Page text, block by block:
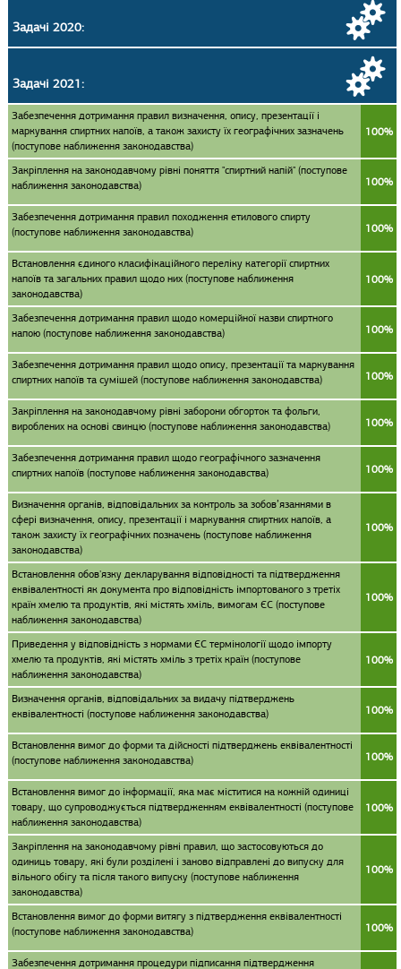
Задачі 2020:
Задачі 2021:
Забезпечення дотримання правил визначення, опису, презентації і
маркування спиртних напоїв, а також захисту їх географічних зазначень
(поступове наближення законодавства)
100%
Закріплення на законодавчому рівні поняття "спиртний напій" (поступове
наближення законодавства)
100%
Забезпечення дотримання правил походження етилового спирту
(поступове наближення законодавства)
100%
Встановлення єдиного класифікаційного переліку категорії спиртних
напоїв та загальних правил щодо них (поступове наближення
законодавства)
100%
Забезпечення дотримання правил щодо комерційної назви спиртного
напою (поступове наближення законодавства)
100%
Забезпечення дотримання правил щодо опису, презентації та маркування
спиртних напоїв та сумішей (поступове наближення законодавства)
100%
Закріплення на законодавчому рівні заборони обгорток та фольги,
вироблених на основі свинцю (поступове наближення законодавства)
100%
Забезпечення дотримання правил щодо географічного зазначення
спиртних напоїв (поступове наближення законодавства)
100%
Визначення органів, відповідальних за контроль за зобов’язаннями в
сфері визначення, опису, презентації і маркування спиртних напоїв, а
також захисту їх географічних позначень (поступове наближення
законодавства)
100%
Встановлення обов'язку декларування відповідності та підтвердження
еквівалентності як документа про відповідність імпортованого з третіх
країн хмелю та продуктів, які містять хміль, вимогам ЄС (поступове
наближення законодавства)
100%
Приведення у відповідність з нормами ЄС термінології щодо імпорту
хмелю та продуктів, які містять хміль з третіх країн (поступове
наближення законодавства)
100%
Визначення органів, відповідальних за видачу підтверджень
еквівалентності (поступове наближення законодавства)
100%
Встановлення вимог до форми та дійсності підтверджень еквівалентності
(поступове наближення законодавства)
100%
Встановлення вимог до інформації, яка має міститися на кожній одиниці
товару, що супроводжується підтвердженням еквівалентності (поступове
наближення законодавства)
100%
Закріплення на законодавчому рівні правил, що застосовуються до
одиниць товару, які були розділені і заново відправлені до випуску для
вільного обігу та після такого випуску (поступове наближення
законодавства)
100%
Встановлення вимог до форми витягу з підтвердження еквівалентності
(поступове наближення законодавства)
100%
Забезпечення дотримання процедури підписання підтвердження